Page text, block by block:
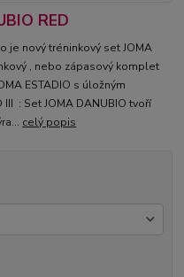
RED
je nový tréninkový set JOMA
, nebo zápasový komplet
ESTADIO s úložným
: Set JOMA DANUBIO tvoří
celý popis